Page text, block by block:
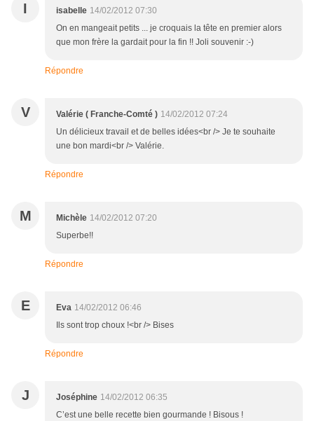
I isabelle 14/02/2012 07:30
On en mangeait petits ... je croquais la tête en premier alors
que mon frère la gardait pour la fin !! Joli souvenir :-)
Répondre
V Valérie ( Franche-Comté ) 14/02/2012 07:24
Un délicieux travail et de belles idées<br /> Je te souhaite
une bon mardi<br /> Valérie.
Répondre
M Michèle 14/02/2012 07:20
Superbe!!
Répondre
E Eva 14/02/2012 06:46
Ils sont trop choux !<br /> Bises
Répondre
J Joséphine 14/02/2012 06:35
C’est une belle recette bien gourmande ! Bisous !